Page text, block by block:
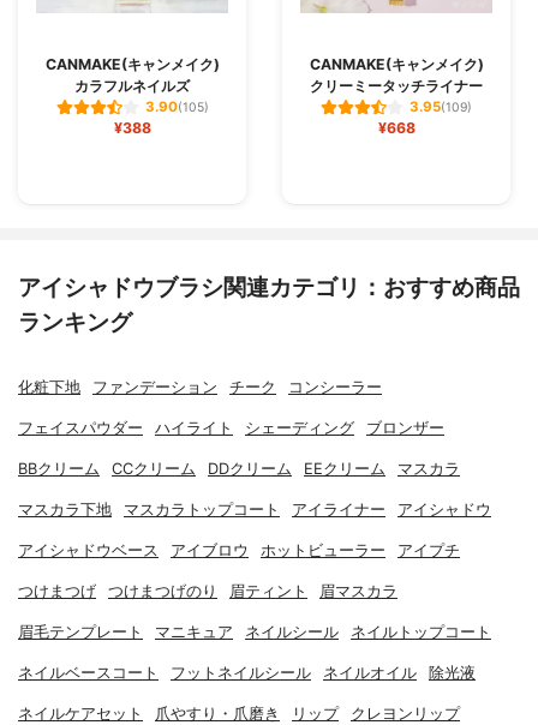
CANMAKE(キャンメイク)
カラフルネイルズ
3.90(105)
¥388
CANMAKE(キャンメイク)
クリーミータッチライナー
3.95(109)
¥668
アイシャドウブラシ関連カテゴリ：おすすめ商品
ランキング
化粧下地 ファンデーション チーク コンシーラー
フェイスパウダー ハイライト シェーディング ブロンザー
BBクリーム CCクリーム DDクリーム EEクリーム マスカラ
マスカラ下地 マスカラトップコート アイライナー アイシャドウ
アイシャドウベース アイブロウ ホットビューラー アイプチ
つけまつげ つけまつげのり 眉ティント 眉マスカラ
眉毛テンプレート マニキュア ネイルシール ネイルトップコート
ネイルベースコート フットネイルシール ネイルオイル 除光液
ネイルケアセット 爪やすり・爪磨き リップ クレヨンリップ